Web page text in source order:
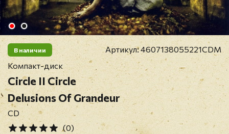
В наличии Артикул:4607138055221CDM
Компакт-диск
Circle II Circle
Delusions Of Grandeur
CD
(0)